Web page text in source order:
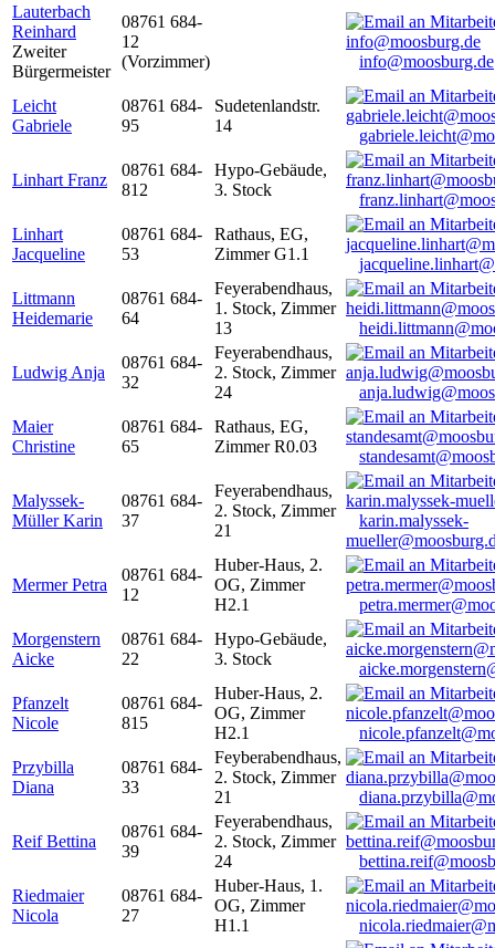
Lauterbach
Reinhard
Zweiter
Bürgermeister
08761 684-
12
(Vorzimmer)
info@moosburg.de
Leicht
Gabriele
08761 684-
95
Sudetenlandstr.
14
Linhart Franz
08761 684-
812
Hypo-Gebäude,
3. Stock
Linhart
Jacqueline
08761 684-
53
Rathaus, EG,
Zimmer G1.1
Littmann
Heidemarie
08761 684-
64
Feyerabendhaus,
1. Stock, Zimmer
13
Ludwig Anja
08761 684-
32
Feyerabendhaus,
2. Stock, Zimmer
24
Maier
Christine
08761 684-
65
Rathaus, EG,
Zimmer R0.03
Malyssek-
Müller Karin
08761 684-
37
Feyerabendhaus,
2. Stock, Zimmer
21
karin.malyssek-
Mermer Petra
08761 684-
12
Huber-Haus, 2.
OG, Zimmer
H2.1
Morgenstern
Aicke
08761 684-
22
Hypo-Gebäude,
3. Stock
Pfanzelt
Nicole
08761 684-
815
Huber-Haus, 2.
OG, Zimmer
H2.1
Przybilla
Diana
08761 684-
33
Feyberabendhaus,
2. Stock, Zimmer
21
Reif Bettina
08761 684-
39
Feyerabendhaus,
2. Stock, Zimmer
24
Riedmaier
Nicola
08761 684-
27
Huber-Haus, 1.
OG, Zimmer
H1.1